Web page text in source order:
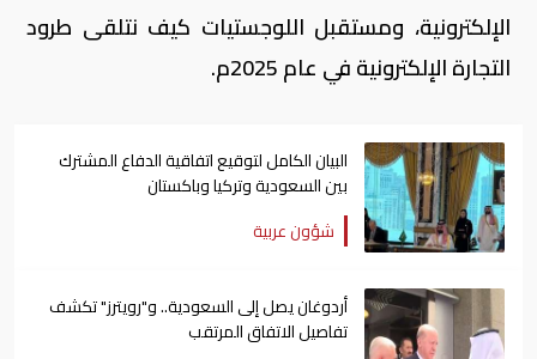
الإلكترونية، ومستقبل اللوجستيات كيف نتلقى طرود
التجارة الإلكترونية في عام 2025م.
البيان الكامل لتوقيع اتفاقية الدفاع المشترك
بين السعودية وتركيا وباكستان
شؤون عربية
أردوغان يصل إلى السعودية.. و"رويترز" تكشف
تفاصيل الاتفاق المرتقب